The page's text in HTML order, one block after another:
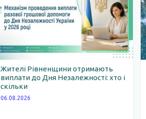
Жителі Рівненщини отримають
виплати до Дня Незалежності: хто і
скільки
06.08.2026